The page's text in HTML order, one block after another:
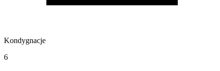
Kondygnacje
6